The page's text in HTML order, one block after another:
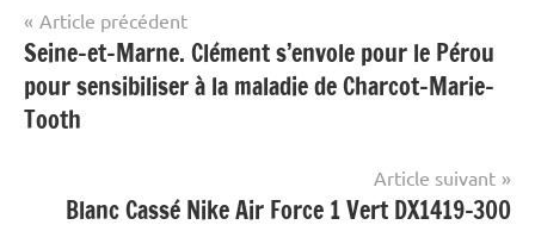
Navigation
de
l’article
Article précédent
Seine-et-Marne. Clément s’envole pour le Pérou
pour sensibiliser à la maladie de Charcot-Marie-
Tooth
Article suivant
Blanc Cassé Nike Air Force 1 Vert DX1419-300